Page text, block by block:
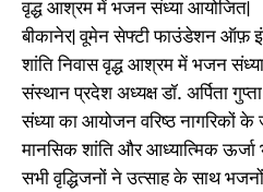
वृद्ध आश्रम में भजन संध्या आयोजित|
बीकानेर| वूमेन सेफ्टी फाउंडेशन ऑफ़
शांति निवास वृद्ध आश्रम में भजन
संस्थान प्रदेश अध्यक्ष डॉ. अर्पिता
संध्या का आयोजन वरिष्ठ नागरिकों के
मानसिक शांति और आध्यात्मिक ऊर्जा
सभी वृद्धिजनों ने उत्साह के साथ भजनों